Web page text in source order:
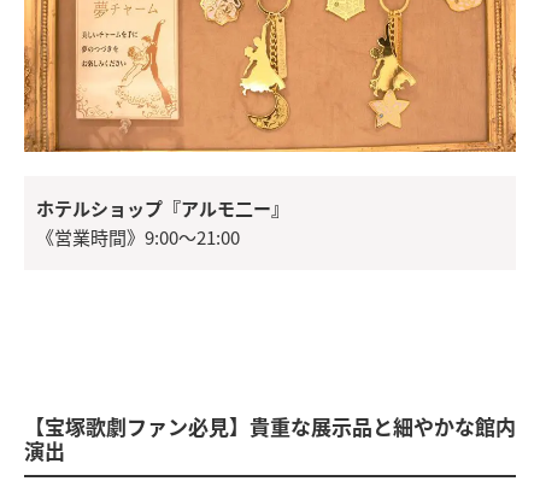
ホテルショップ『アルモ二ー』
《営業時間》9:00～21:00
【宝塚歌劇ファン必見】貴重な展示品と細やかな館内
演出